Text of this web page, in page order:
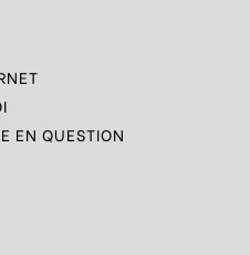
EN QUESTION